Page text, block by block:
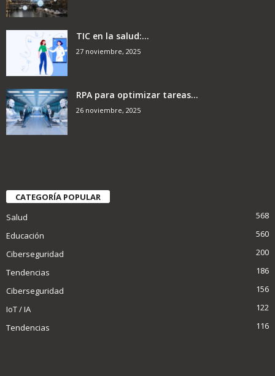
TIC en la salud:...
27 noviembre, 2025
RPA para optimizar tareas...
26 noviembre, 2025
CATEGORÍA POPULAR
Salud
568
Educación
560
Ciberseguridad
200
Tendencias
186
Ciberseguridad
156
IoT / IA
122
Tendencias
116